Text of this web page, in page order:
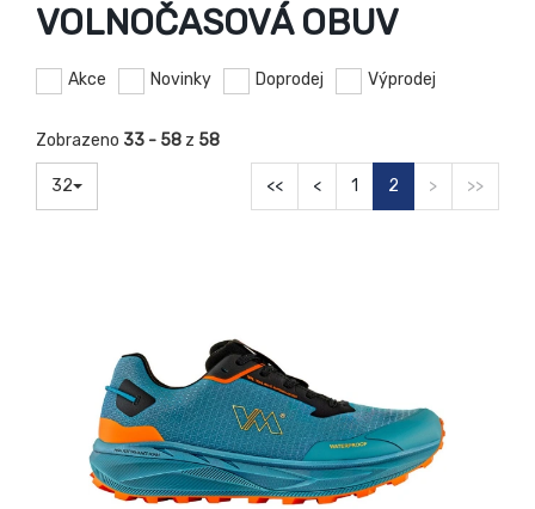
VOLNOČASOVÁ OBUV
Akce Novinky Doprodej Výprodej
Zobrazeno 33 - 58 z 58
32 << < 1 2 > >>